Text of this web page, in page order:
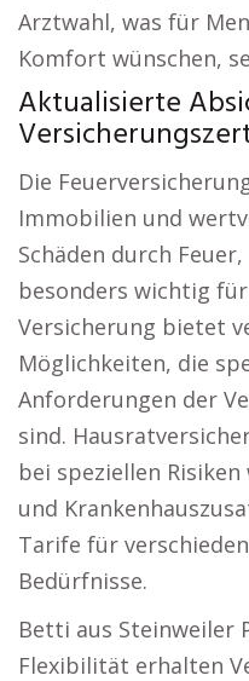
Arztwahl, was für
Komfort wünschen,
Aktualisierte
Die
Immobilien und
Schäden durch
besonders wichtig
Versicherung bietet
Möglichkeiten, die
Anforderungen der
sind.
bei speziellen
und
Tarife für
Bedürfnisse.
Betti aus Steinweiler
Flexibilität erhalten